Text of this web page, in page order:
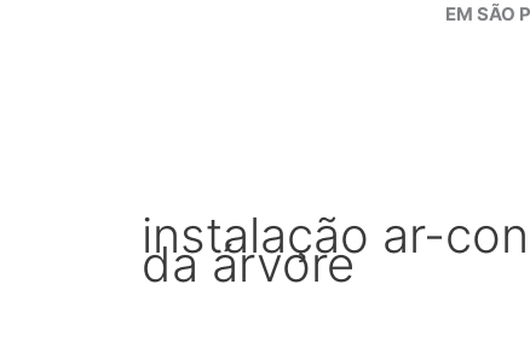
EM SÃO
instalação ar-
da árvore